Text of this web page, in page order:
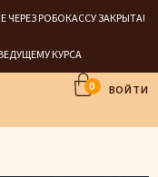
ЧЕРЕЗ РОБОКАССУ ЗАКРЫТА!
КУРСА
0 ВОЙТИ